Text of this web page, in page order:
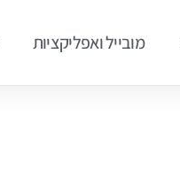
מובייל ואפליקציות